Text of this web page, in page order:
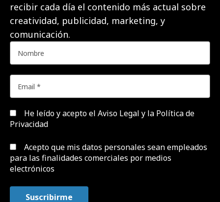
recibir cada día el contenido más actual sobre
creatividad, publicidad, marketing, y
comunicación.
He leído y acepto el Aviso Legal y la Política de
Privacidad
Acepto que mis datos personales sean empleados
para las finalidades comerciales por medios
electrónicos